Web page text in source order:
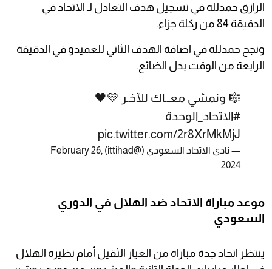
الرازق حمدلله في تسجيل هدف التعادل لـ الاتحاد في
الدقيقة 84 من ركلة جزاء.
ونجح حمدلله في اضافة الهدف الثاني للعميدو في الدقيقة
الرابعة من الوقت بدل الضائع.
🎼 ونمشي معــاك للآخـر 💛🖤
#الاتحاد_الوحدة
pic.twitter.com/2r8XrMkMjJ
— نادي الاتحاد السعودي (@ittihad)
February 26,
2024
موعد مباراة الاتحاد ضد الهلال في الدوري
السعودي
ينتظر اتحاد جدة مباراة من العيار الثقيل أمام نظيره الهلال